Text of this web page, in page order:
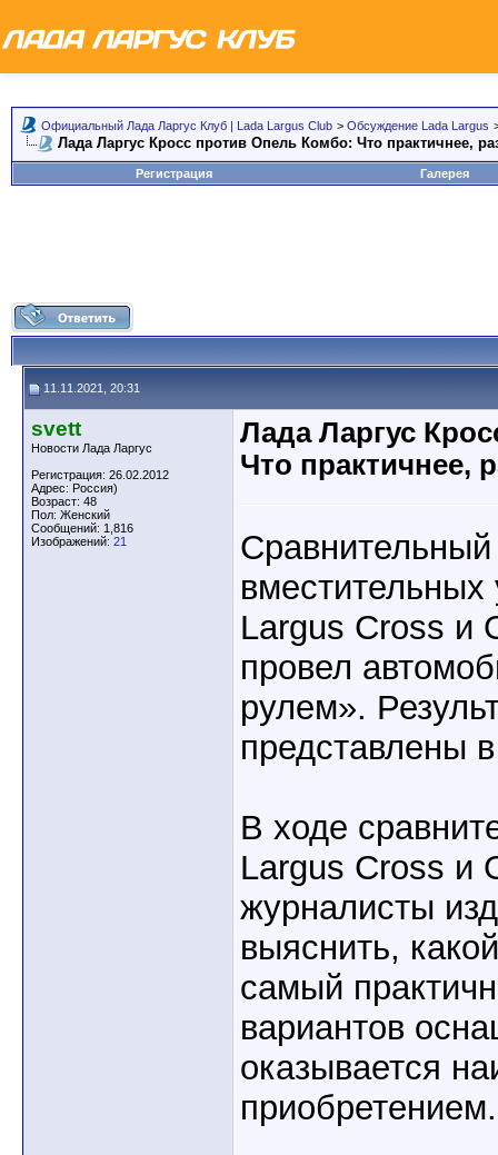
Официальный Лада Ларгус Клуб | Lada Largus Club > Обсуждение Lada Largus
Лада Ларгус Кросс против Опель Комбо: Что практичнее,
Регистрация Галерея
11.11.2021, 20:31
svett
Новости Лада Ларгус
Регистрация: 26.02.2012
Адрес: Россия)
Возраст: 48
Пол: Женский
Сообщений: 1,816
Изображений: 21
Лада Ларгус
Что практичнее,
Largus Cross и
провел
рулем».
представлены
В ходе
Largus Cross и
журналисты
выяснить,
самый
вариантов
оказывается
приобретением.